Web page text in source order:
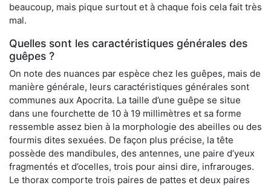
beaucoup, mais pique surtout et à chaque fois cela fait très
mal.
Quelles sont les caractéristiques générales des
guêpes ?
On note des nuances par espèce chez les guêpes, mais de
manière générale, leurs caractéristiques générales sont
communes aux Apocrita. La taille d’une guêpe se situe
dans une fourchette de 10 à 19 millimètres et sa forme
ressemble assez bien à la morphologie des abeilles ou des
fourmis dites sexuées. De façon plus précise, la tête
possède des mandibules, des antennes, une paire d’yeux
fragmentés et d’ocelles, trois pour ainsi dire, infrarouges.
Le thorax comporte trois paires de pattes et deux paires